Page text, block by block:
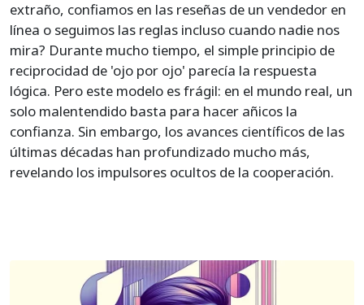
extraño, confiamos en las reseñas de un vendedor en
línea o seguimos las reglas incluso cuando nadie nos
mira? Durante mucho tiempo, el simple principio de
reciprocidad de 'ojo por ojo' parecía la respuesta
lógica. Pero este modelo es frágil: en el mundo real, un
solo malentendido basta para hacer añicos la
confianza. Sin embargo, los avances científicos de las
últimas décadas han profundizado mucho más,
revelando los impulsores ocultos de la cooperación.